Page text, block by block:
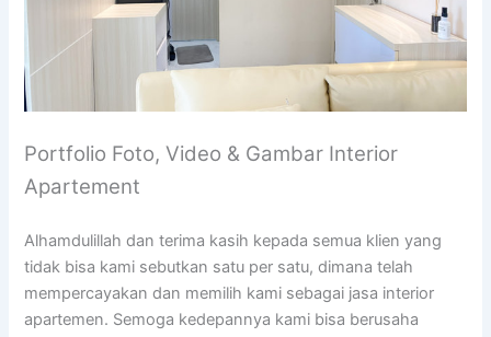
Portfolio Foto, Video & Gambar Interior
Apartement
Alhamdulillah dan terima kasih kepada semua klien yang
tidak bisa kami sebutkan satu per satu, dimana telah
mempercayakan dan memilih kami sebagai jasa interior
apartemen. Semoga kedepannya kami bisa berusaha